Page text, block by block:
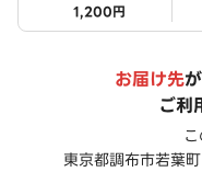
1,200円
お届け先
ご利
東京都調布市若葉